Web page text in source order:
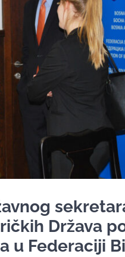
Država
u Federaciji